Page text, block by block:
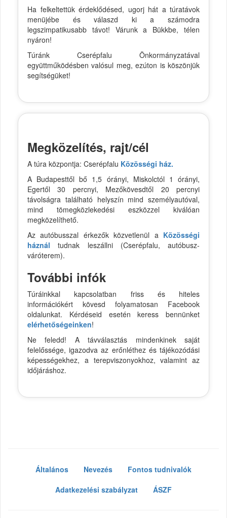
Ha felkeltettük érdeklődésed, ugorj hát a túratávok
menüjébe és válaszd ki a számodra
legszimpatikusabb távot! Várunk a Bükkbe, télen
nyáron!
Túránk Cserépfalu Önkormányzatával
együttműködésben valósul meg, ezúton is köszönjük
segítségüket!
Megközelítés, rajt/cél
A túra központja: Cserépfalu Közösségi ház.
A Budapesttől bő 1,5 órányi, Miskolctól 1 órányi,
Egertől 30 percnyi, Mezőkövesdtől 20 percnyi
távolságra található helyszín mind személyautóval,
mind tömegközlekedési eszközzel kiválóan
megközelíthető.
Az autóbusszal érkezők közvetlenül a Közösségi
háznál tudnak leszállni (Cserépfalu, autóbusz-
váróterem).
További infók
Túráinkkal kapcsolatban friss és hiteles
információkért kövesd folyamatosan Facebook
oldalunkat. Kérdéseid esetén keress bennünket
elérhetőségeinken!
Ne feledd! A távválasztás mindenkinek saját
felelőssége, igazodva az erőnléthez és tájékozódási
képességekhez, a terepviszonyokhoz, valamint az
időjáráshoz.
Általános Nevezés
Fontos tudnivalók
Adatkezelési szabályzat
ÁSZF